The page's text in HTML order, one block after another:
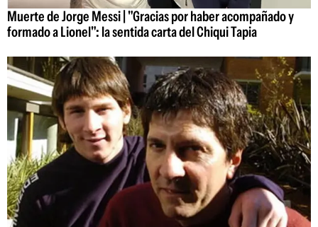
Muerte de Jorge Messi | "Gracias por haber acompañado y
formado a Lionel": la sentida carta del Chiqui Tapia